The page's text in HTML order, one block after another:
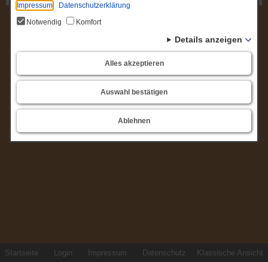
Impressum
Datenschutzerklärung
Notwendig
Komfort
Details anzeigen
Alles akzeptieren
Auswahl bestätigen
Ablehnen
Startseite Login Impressum Datenschutz Klassische Ansicht